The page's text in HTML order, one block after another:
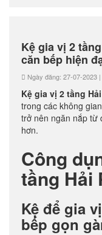
Kệ gia vị 2
căn bếp hiện
Ngày đăng: 27-07-2023 |
Kệ gia vị 2 tầng
trong các không
trở nên ngăn nắp từ
hơn.
Công
tầng Hải
Kệ để gia
bếp gọn